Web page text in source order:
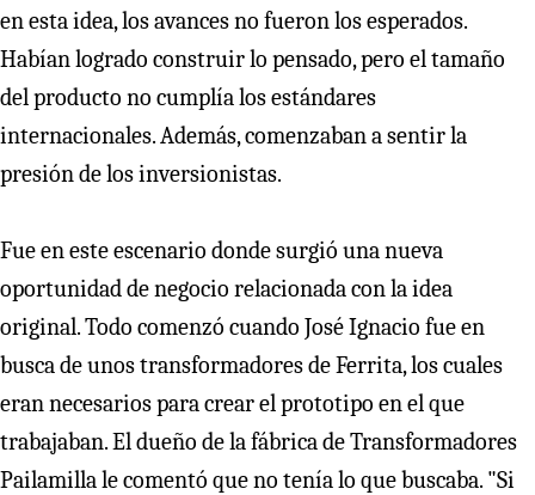
en esta idea, los avances no fueron los esperados.
Habían logrado construir lo pensado, pero el tamaño
del producto no cumplía los estándares
internacionales. Además, comenzaban a sentir la
presión de los inversionistas.
Fue en este escenario donde surgió una nueva
oportunidad de negocio relacionada con la idea
original. Todo comenzó cuando José Ignacio fue en
busca de unos transformadores de Ferrita, los cuales
eran necesarios para crear el prototipo en el que
trabajaban. El dueño de la fábrica de Transformadores
Pailamilla le comentó que no tenía lo que buscaba. "Si